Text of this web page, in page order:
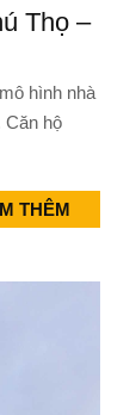
Thọ –
hình nhà
Căn hộ
THÊM